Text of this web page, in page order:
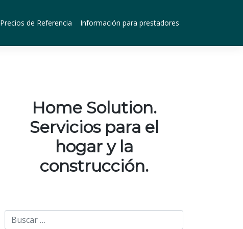
Precios de Referencia Información para prestadores
Home Solution.
Servicios para el
hogar y la
construcción.